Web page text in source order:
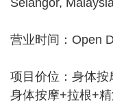
Selangor,
营业时间：Open
项目价位：身体按
身体按摩+拉根+